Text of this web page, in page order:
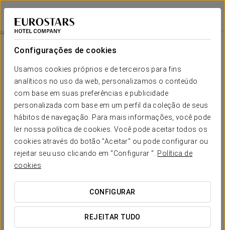
Configurações de cookies
Usamos cookies próprios e de terceiros para fins
analíticos no uso da web, personalizamos o conteúdo
com base em suas preferências e publicidade
personalizada com base em um perfil da coleção de seus
hábitos de navegação. Para mais informações, você pode
ler nossa política de cookies. Você pode aceitar todos os
cookies através do botão "Aceitar" ou pode configurar ou
rejeitar seu uso clicando em "Configurar ". Política de
cookies
CONFIGURAR
REJEITAR TUDO
Eurostars Casa de la Lírica
MADRID
Promoções
Promoções
Experiência Romântica
15€